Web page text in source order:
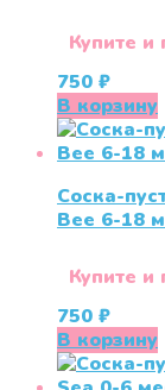
Купите и
750 ₽
В корзину
Соска-
Bee 6-18
Купите и
750 ₽
В корзину